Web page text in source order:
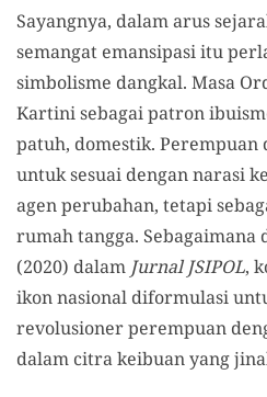
Sayangnya, dalam arus
semangat emansipasi itu
simbolisme dangkal. Masa
Kartini sebagai patron
patuh, domestik.
untuk sesuai dengan narasi
agen perubahan, tetapi
rumah tangga.
(2020) dalam Jurnal JSIPOL,
ikon nasional diformulasi
revolusioner perempuan
dalam citra keibuan yang